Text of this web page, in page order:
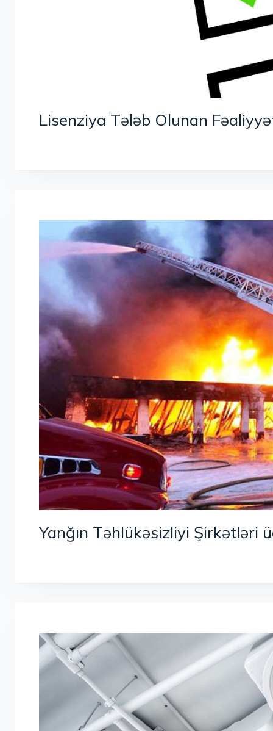
Lisenziya Tələb Olunan
Yanğın Təhlükəsizliyi Şirkətləri